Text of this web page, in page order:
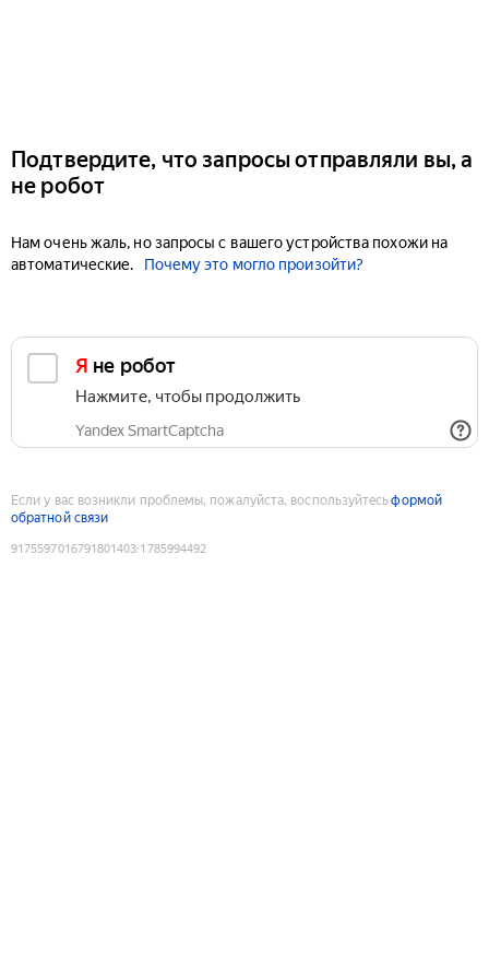
Подтвердите, что запросы отправляли вы, а
не робот
Нам очень жаль, но запросы с вашего устройства похожи на
автоматические.
Почему это могло произойти?
Я не робот
Нажмите, чтобы продолжить
Yandex SmartCaptcha
Если у вас возникли проблемы, пожалуйста, воспользуйтесьформой
обратной связи
9175597016791801403:1785994492